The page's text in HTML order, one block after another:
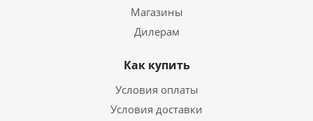
Магазины
Дилерам
Как купить
Условия оплаты
Условия доставки